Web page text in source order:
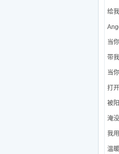
给
当
带
当
打
被
淹
我
温